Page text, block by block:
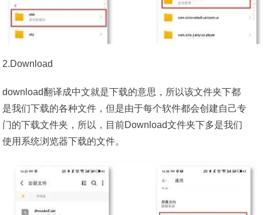
2.Download
download翻译成中文就是下载的意思，所以该文件夹下都
是我们下载的各种文件，但是由于每个软件都会创建自己专
门的下载文件夹，所以，目前Download文件夹下多是我们
使用系统浏览器下载的文件。